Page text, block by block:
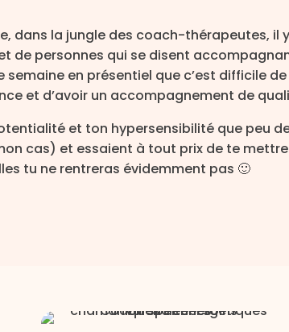
dans la jungle des coach-thérapeutes, il
de personnes qui se disent
en présentiel que c’est difficile de
et d’avoir un accompagnement de
et ton hypersensibilité que peu
cas) et essaient à tout prix de te
tu ne rentreras évidemment pas 🙂